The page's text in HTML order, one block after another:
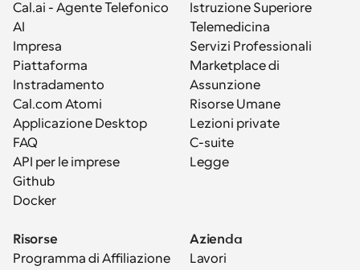
Cal.ai - Agente Telefonico
AI
Impresa
Piattaforma
Instradamento
Cal.com Atomi
Applicazione Desktop
FAQ
API per le imprese
Github
Docker
Istruzione Superiore
Telemedicina
Servizi Professionali
Marketplace di
Assunzione
Risorse Umane
Lezioni private
C-suite
Legge
Risorse
Programma di Affiliazione
Azienda
Lavori